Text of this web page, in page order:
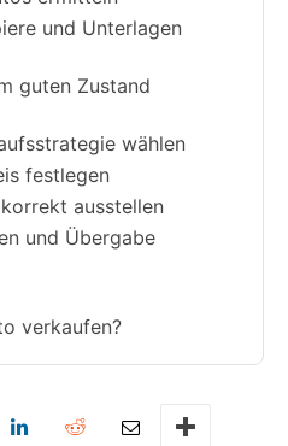
und Unterlagen
guten Zustand
wählen
festlegen
ausstellen
und Übergabe
verkaufen?